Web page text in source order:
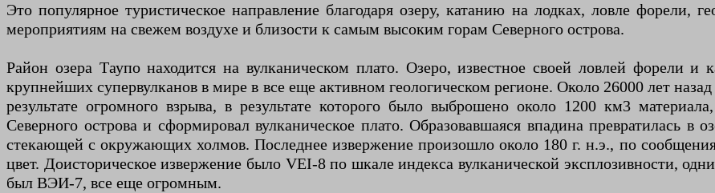
Это популярное туристическое направление благодаря озеру, катанию на лодках, ловле форели,
мероприятиям на свежем воздухе и близости к самым высоким горам Северного острова.
Район озера Таупо находится на вулканическом плато. Озеро, известное своей ловлей форели и
крупнейших супервулканов в мире в все еще активном геологическом регионе. Около 26000 лет
результате огромного взрыва, в результате которого было выброшено около 1200 км3
Северного острова и сформировал вулканическое плато. Образовавшаяся впадина превратилась в
стекающей с окружающих холмов. Последнее извержение произошло около 180 г. н.э., по
цвет. Доисторическое извержение было VEI-8 по шкале индекса вулканической эксплозивности,
был ВЭИ-7, все еще огромным.